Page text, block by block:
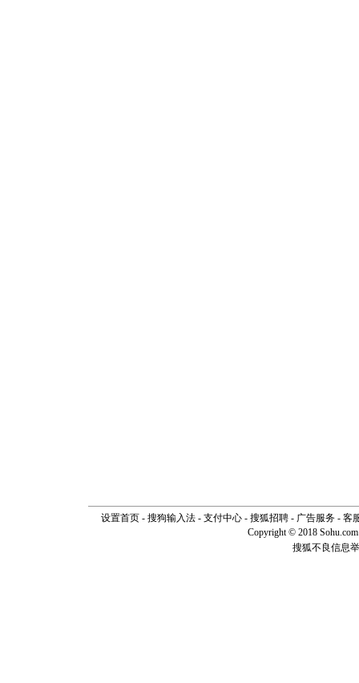
设置首页- 搜狗输入法- 支付中心- 搜狐招聘- 广告服务- 客
Copyright © 2018
搜狐不良信息